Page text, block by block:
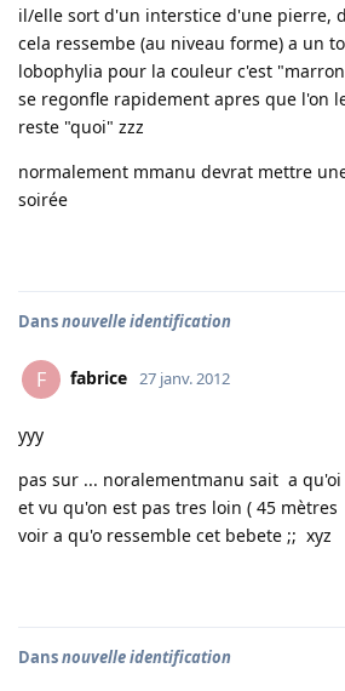
il/elle sort d'un interstice d'une pierre,
cela ressembe (au niveau forme) a un
lobophylia pour la couleur c'est
se regonfle rapidement apres que l'on
reste "quoi" zzz
normalement mmanu devrat mettre
soirée
Dansnouvelle identification
F fabrice 27 janv. 2012
yyy
pas sur ... noralementmanu sait a
et vu qu'on est pas tres loin ( 45
voir a qu'o ressemble cet bebete ;; xyz
Dansnouvelle identification